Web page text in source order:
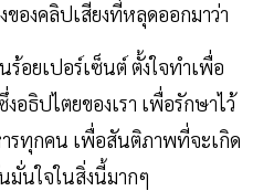
ของคลิปเสียงที่หลุดออกมาว่า
ร้อยเปอร์เซ็นต์ ตั้งใจทําเพื่อ
อธิปไตยของเรา เพื่อรักษาไว้
รทุกคน เพื่อสันติภาพที่จะเกิด
มั่นใจในสิ่งนี้มากๆ